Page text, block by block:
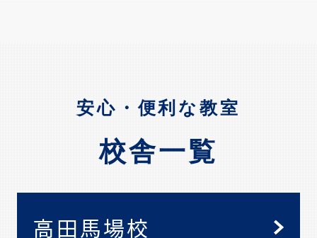
安心・便利な教室
校舎一覧
高田馬場校